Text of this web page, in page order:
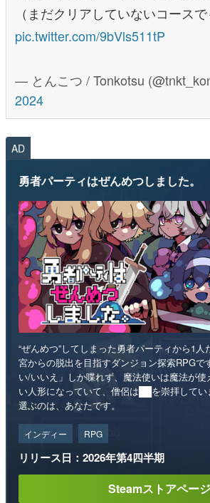
（まだクリアしていないコースで
pic.twitter.com/9bVls511tP
— とんこつ / Tonkotsu
2024
AD
勇者パーティはぜんめつしました。
“ぜんめつ”してしまった勇者パーティから1
宮からの脱出を目指すダンジョン探索RPGで
い/いいえ」しか喋れず、魔法使いは魔法が使
い人形になっていて、僧侶は██を崇拝して
選ぶのは、あなたです。
インディー RPG
リリース日：2026年第4四半期
Steamストアページ